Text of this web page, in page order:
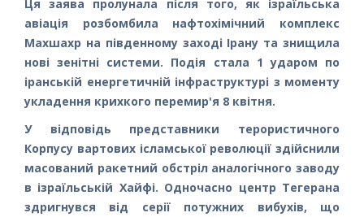
Ця заява пролунала після того, як ізраїльська
авіація розбомбила нафтохімічний комплекс
Махшахр на південному заході Ірану та знищила
нові зенітні системи. Подія стала 1 ударом по
іранській енергетичній інфраструктурі з моменту
укладення крихкого перемир'я 8 квітня.
У відповідь представники терористичного
Корпусу вартових ісламської революції здійснили
масований ракетний обстріл аналогічного заводу
в ізраїльській Хайфі. Одночасно центр Тегерана
здригнувся від серії потужних вибухів, що